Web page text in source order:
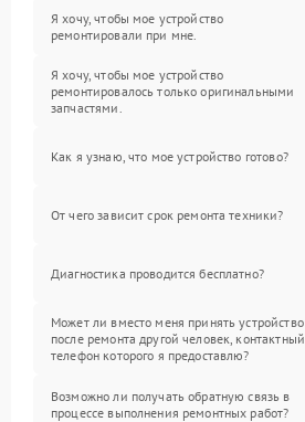
Я хочу, чтобы мое устройство
ремонтировали при мне.
Я хочу, чтобы мое устройство
ремонтировалось только оригинальными
запчастями.
Как я узнаю, что мое устройство готово?
От чего зависит срок ремонта техники?
Диагностика проводится бесплатно?
Может ли вместо меня принять устройство
после ремонта другой человек, контактный
телефон которого я предоставлю?
Возможно ли получать обратную связь в
процессе выполнения ремонтных работ?